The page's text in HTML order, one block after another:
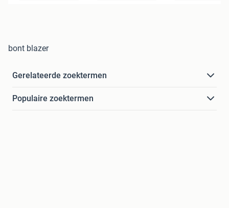
bont blazer
Gerelateerde zoektermen
Populaire zoektermen